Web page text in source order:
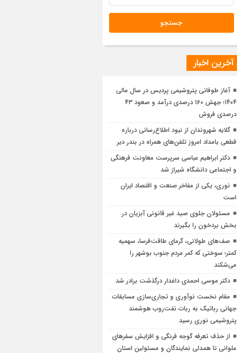
آخرین اخبار
آغاز طوفانی پتروشیمی پردیس در سال مالی
۱۴۰۴؛ جهش ۱۶۰ درصدی درآمد و صعود ۴۳
درصدی فروش
گلایه شهروندان از نبود اطلاع‌رسانی درباره
قطعی بامداد امروز تلفن‌های همراه در بندر دیر
دکتر ابراهیم عباسی سرپرست معاونت فرهنگی
و اجتماعی دانشگاه شیراز شد
نوری، یکی از مفاخر صنعت و اقتصاد ایران
است
مسئولان جلوی صید غیر قانونی آبزیان در
بخش بردخون را بگیرند
صف‌های طولانی، گرمای طاقت‌فرسا، سهمیه
کمتر؛ سوختی که کمر مردم جنوب بوشهر را
می‌شکند
دکتر موسی احمدی داغدار درگذشت برادر شد
مقام نخست نوآوری و تجاری‌سازی مسابقات
جهانی رباتیک به ربات نفت‌روب هوشمند
پتروشیمی نوری رسید
از حذف تعرفه گوجه فرنگی و افزایش سفرهای
ملوانی تا همدلی نمایندگان و مسئولین استان